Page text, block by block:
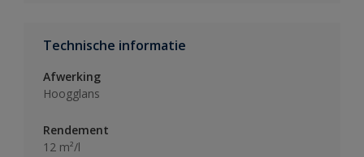
Technische informatie
Afwerking
Hoogglans
Rendement
12 m²/l